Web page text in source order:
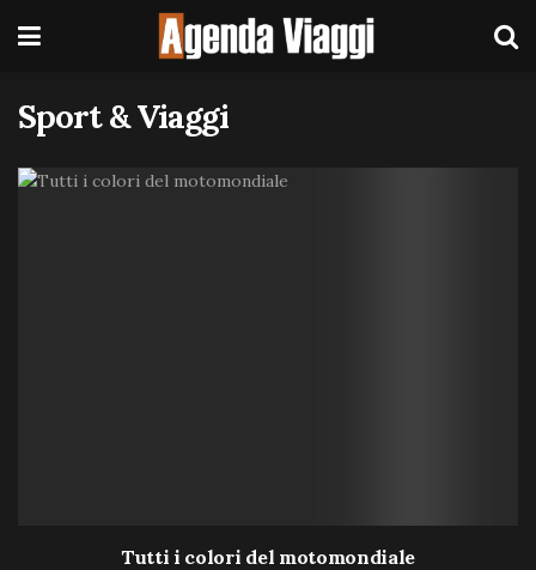
Sport & Viaggi
Tutti i colori del motomondiale